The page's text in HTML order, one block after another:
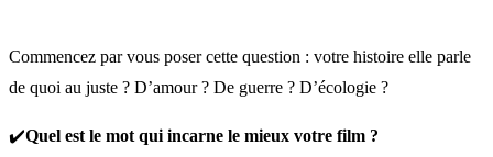
Commencez par vous poser cette question : votre histoire elle parle
de quoi au juste ? D’amour ? De guerre ? D’écologie ?
✔️Quel est le mot qui incarne le mieux votre film ?